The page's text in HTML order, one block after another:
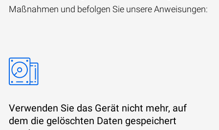
Maßnahmen und befolgen Sie unsere Anweisungen:
Verwenden Sie das Gerät nicht mehr, auf
dem die gelöschten Daten gespeichert